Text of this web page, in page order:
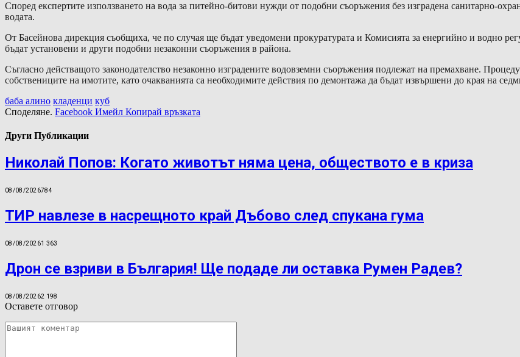
Според експертите използването на вода за питейно-битови нужди от подобни съоръжения без изградена санитарно-
водата.
От Басейнова дирекция съобщиха, че по случая ще бъдат уведомени прокуратурата и Комисията за енергийно и водно
бъдат установени и други подобни незаконни съоръжения в района.
Съгласно действащото законодателство незаконно изградените водовземни съоръжения подлежат на премахване.
собствениците на имотите, като очакванията са необходимите действия по демонтажа да бъдат извършени до края на
баба алино кладенци куб
Споделяне. Facebook Имейл Копирай връзката
Други Публикации
Николай Попов: Когато животът няма цена, обществото е в криза
08/08/2026784
ТИР навлезе в насрещното край Дъбово след спукана гума
08/08/20261 363
Дрон се взриви в България! Ще подаде ли оставка Румен Радев?
08/08/20262 198
Оставете отговор